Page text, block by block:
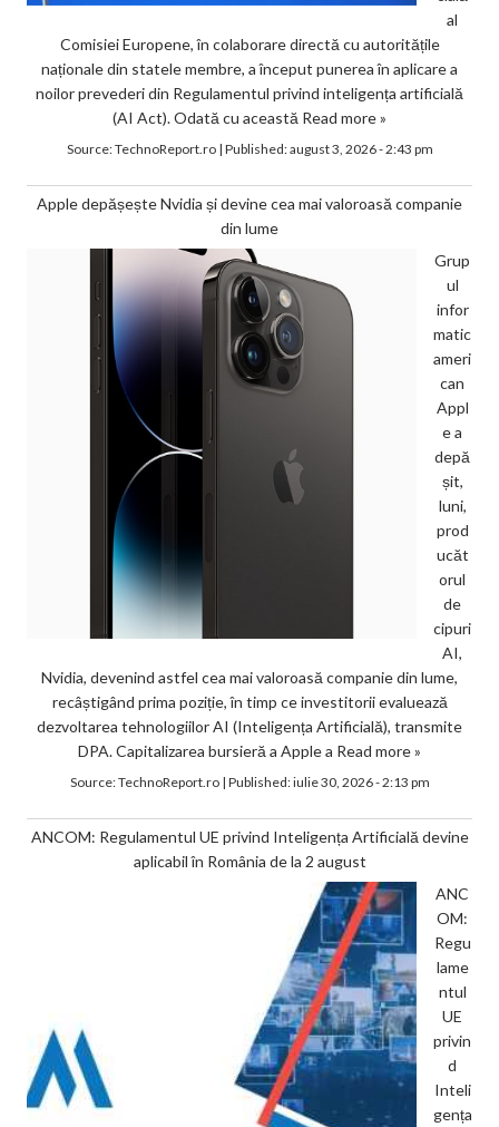
al
Comisiei Europene, în colaborare directă cu autoritățile
naționale din statele membre, a început punerea în aplicare a
noilor prevederi din Regulamentul privind inteligența artificială
(AI Act). Odată cu această Read more »
Source:TechnoReport.ro| Published:august 3, 2026 - 2:43 pm
Apple depășește Nvidia și devine cea mai valoroasă companie
din lume
Grup
ul
infor
matic
ameri
can
Appl
e a
depă
șit,
luni,
prod
ucăt
orul
de
cipuri
AI,
Nvidia, devenind astfel cea mai valoroasă companie din lume,
recâștigând prima poziție, în timp ce investitorii evaluează
dezvoltarea tehnologiilor AI (Inteligența Artificială), transmite
DPA. Capitalizarea bursieră a Apple a Read more »
Source:TechnoReport.ro| Published:iulie 30, 2026 - 2:13 pm
ANCOM: Regulamentul UE privind Inteligența Artificială devine
aplicabil în România de la 2 august
ANC
OM:
Regu
lame
ntul
UE
privin
d
Inteli
gența